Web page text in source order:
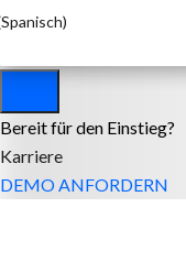
Spanisch)
Bereit für den Einstieg?
Karriere
DEMO ANFORDERN